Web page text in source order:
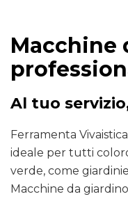
Macchine
Al tuo
Ferramenta
ideale per tutti
verde, come
Macchine da